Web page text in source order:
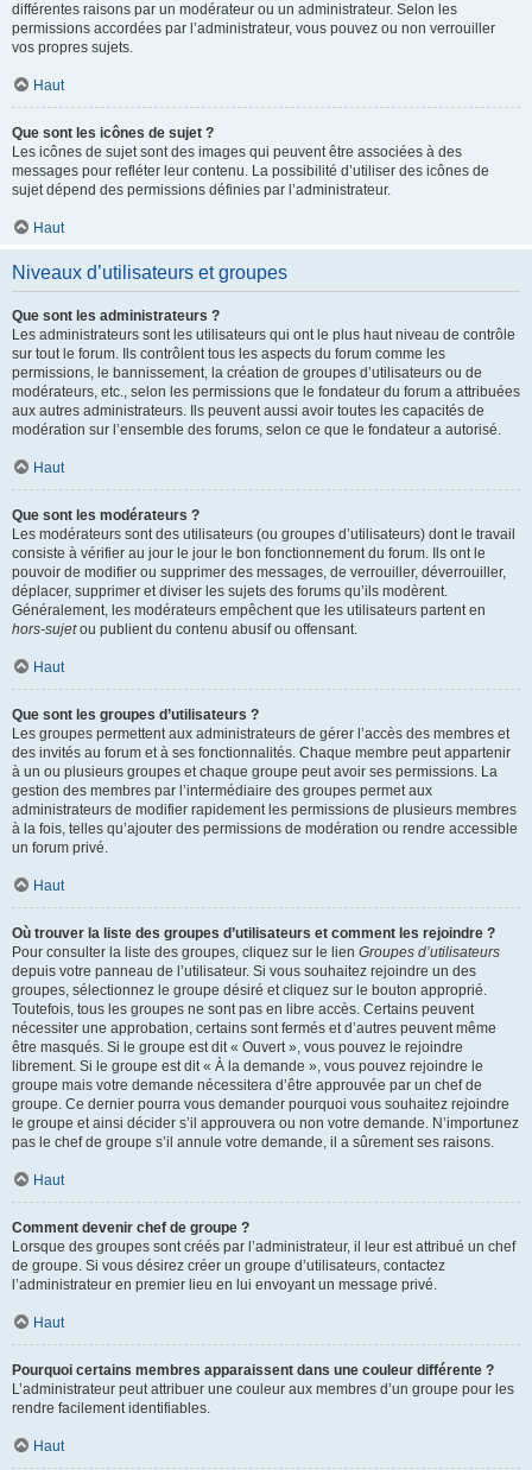
différentes raisons par un modérateur ou un administrateur. Selon les
permissions accordées par l’administrateur, vous pouvez ou non verrouiller
vos propres sujets.
Haut
Que sont les icônes de sujet ?
Les icônes de sujet sont des images qui peuvent être associées à des
messages pour refléter leur contenu. La possibilité d’utiliser des icônes de
sujet dépend des permissions définies par l’administrateur.
Haut
Niveaux d’utilisateurs et groupes
Que sont les administrateurs ?
Les administrateurs sont les utilisateurs qui ont le plus haut niveau de contrôle
sur tout le forum. Ils contrôlent tous les aspects du forum comme les
permissions, le bannissement, la création de groupes d’utilisateurs ou de
modérateurs, etc., selon les permissions que le fondateur du forum a attribuées
aux autres administrateurs. Ils peuvent aussi avoir toutes les capacités de
modération sur l’ensemble des forums, selon ce que le fondateur a autorisé.
Haut
Que sont les modérateurs ?
Les modérateurs sont des utilisateurs (ou groupes d’utilisateurs) dont le travail
consiste à vérifier au jour le jour le bon fonctionnement du forum. Ils ont le
pouvoir de modifier ou supprimer des messages, de verrouiller, déverrouiller,
déplacer, supprimer et diviser les sujets des forums qu’ils modèrent.
Généralement, les modérateurs empêchent que les utilisateurs partent en
hors-sujetou publient du contenu abusif ou offensant.
Haut
Que sont les groupes d’utilisateurs ?
Les groupes permettent aux administrateurs de gérer l’accès des membres et
des invités au forum et à ses fonctionnalités. Chaque membre peut appartenir
à un ou plusieurs groupes et chaque groupe peut avoir ses permissions. La
gestion des membres par l’intermédiaire des groupes permet aux
administrateurs de modifier rapidement les permissions de plusieurs membres
à la fois, telles qu’ajouter des permissions de modération ou rendre accessible
un forum privé.
Haut
Où trouver la liste des groupes d’utilisateurs et comment les rejoindre ?
Pour consulter la liste des groupes, cliquez sur le lien Groupes d’utilisateurs
depuis votre panneau de l’utilisateur. Si vous souhaitez rejoindre un des
groupes, sélectionnez le groupe désiré et cliquez sur le bouton approprié.
Toutefois, tous les groupes ne sont pas en libre accès. Certains peuvent
nécessiter une approbation, certains sont fermés et d’autres peuvent même
être masqués. Si le groupe est dit « Ouvert », vous pouvez le rejoindre
librement. Si le groupe est dit « À la demande », vous pouvez rejoindre le
groupe mais votre demande nécessitera d’être approuvée par un chef de
groupe. Ce dernier pourra vous demander pourquoi vous souhaitez rejoindre
le groupe et ainsi décider s’il approuvera ou non votre demande. N’importunez
pas le chef de groupe s’il annule votre demande, il a sûrement ses raisons.
Haut
Comment devenir chef de groupe ?
Lorsque des groupes sont créés par l’administrateur, il leur est attribué un chef
de groupe. Si vous désirez créer un groupe d’utilisateurs, contactez
l’administrateur en premier lieu en lui envoyant un message privé.
Haut
Pourquoi certains membres apparaissent dans une couleur différente ?
L’administrateur peut attribuer une couleur aux membres d’un groupe pour les
rendre facilement identifiables.
Haut